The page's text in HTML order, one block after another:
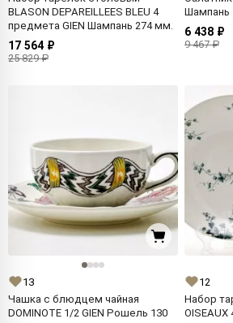
BLASON DEPAREILLEES BLEU 4
предмета GIEN Шампань 274 мм.
17 564 ₽
25 829 ₽
Шампань
6 438 ₽
9 467 ₽
13
Чашка с блюдцем чайная
DOMINOTE 1/2 GIEN Рошель 130
12
Набор
OISEAUX